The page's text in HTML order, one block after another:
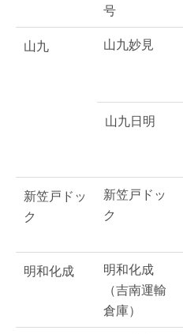
号
山九 山九妙見
山九日明
新笠戸ドッ
ク
新笠戸ドッ
ク
明和化成
明和化成
（吉南運輸
倉庫）